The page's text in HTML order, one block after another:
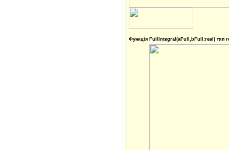
Функція FullIntegral(aFull,bFull:real) тип